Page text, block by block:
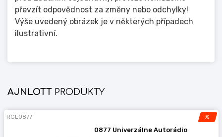
převzít odpovědnost za změny nebo odchylky!
Výše uvedený obrázek je v některých případech
ilustrativní.
AJNLOTT PRODUKTY
%
RGL0877
0877 Univerzálne Autorádio